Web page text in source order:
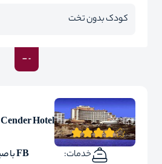
کودک بدون تخت
Cender Hotel
خدمات:
FB با صبحانه نهار و شام